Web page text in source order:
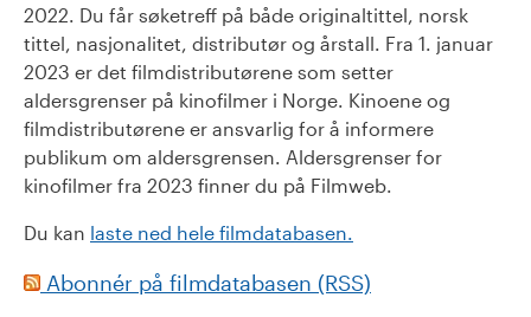
2022. Du får søketreff på både originaltittel, norsk
tittel, nasjonalitet, distributør og årstall. Fra 1. januar
2023 er det filmdistributørene som setter
aldersgrenser på kinofilmer i Norge. Kinoene og
filmdistributørene er ansvarlig for å informere
publikum om aldersgrensen. Aldersgrenser for
kinofilmer fra 2023 finner du på Filmweb.
Du kan laste ned hele filmdatabasen.
Abonnér på filmdatabasen (RSS)